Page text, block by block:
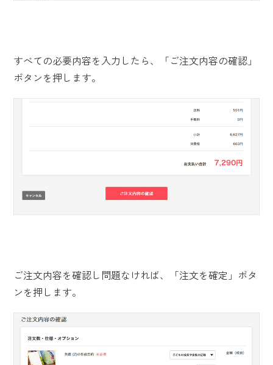
すべての必要内容を入力したら、「ご注文内容の確認」
ボタンを押します。
ご注文内容を確認し問題なければ、「注文を確定」ボタ
ンを押します。